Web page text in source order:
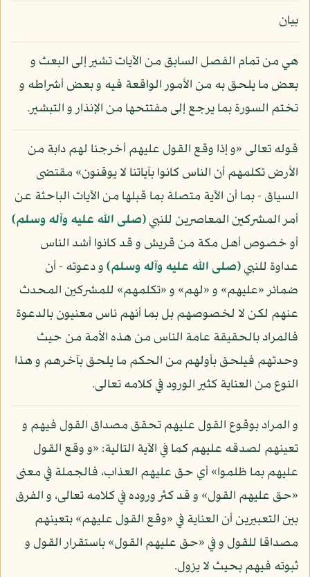
بيان
هي من تمام الفصل السابق من الآيات تشير إلى البعث و
بعض ما يلحق به من الأمور الواقعة فيه و بعض أشراطه و
تختم السورة بما يرجع إلى مفتتحها من الإنذار و التبشير.
قوله تعالى «و إذا وقع القول عليهم أخرجنا لهم دابة من
الأرض تكلمهم أن الناس كانوا بآياتنا لا يوقنون» مقتضى
السياق - بما أن الآية متصلة بما قبلها من الآيات الباحثة عن
أمر المشركين المعاصرين للنبي(صلى الله عليه وآله وسلم)
أو خصوص أهل مكة من قريش و قد كانوا أشد الناس
عداوة للنبي(صلى الله عليه وآله وسلم)و دعوته - أن
ضمائر «عليهم» و «لهم» و «تكلمهم» للمشركين المحدث
عنهم لكن لا لخصوصهم بل بما أنهم ناس معنيون بالدعوة
فالمراد بالحقيقة عامة الناس من هذه الأمة من حيث
وحدتهم فيلحق بأولهم من الحكم ما يلحق بآخرهم و هذا
النوع من العناية كثير الورود في كلامه تعالى.
و المراد بوقوع القول عليهم تحقق مصداق القول فيهم و
تعينهم لصدقه عليهم كما في الآية التالية: «و وقع القول
عليهم بما ظلموا» أي حق عليهم العذاب، فالجملة في معنى
«حق عليهم القول» و قد كثر وروده في كلامه تعالى، و الفرق
بين التعبيرين أن العناية في «وقع القول عليهم» بتعينهم
مصداقا للقول و في «حق عليهم القول» باستقرار القول و
ثبوته فيهم بحيث لا يزول.